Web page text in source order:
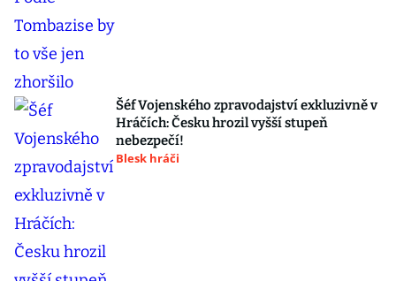
Šéf Vojenského zpravodajství exkluzivně v
Hráčích: Česku hrozil vyšší stupeň
nebezpečí!
Blesk hráči